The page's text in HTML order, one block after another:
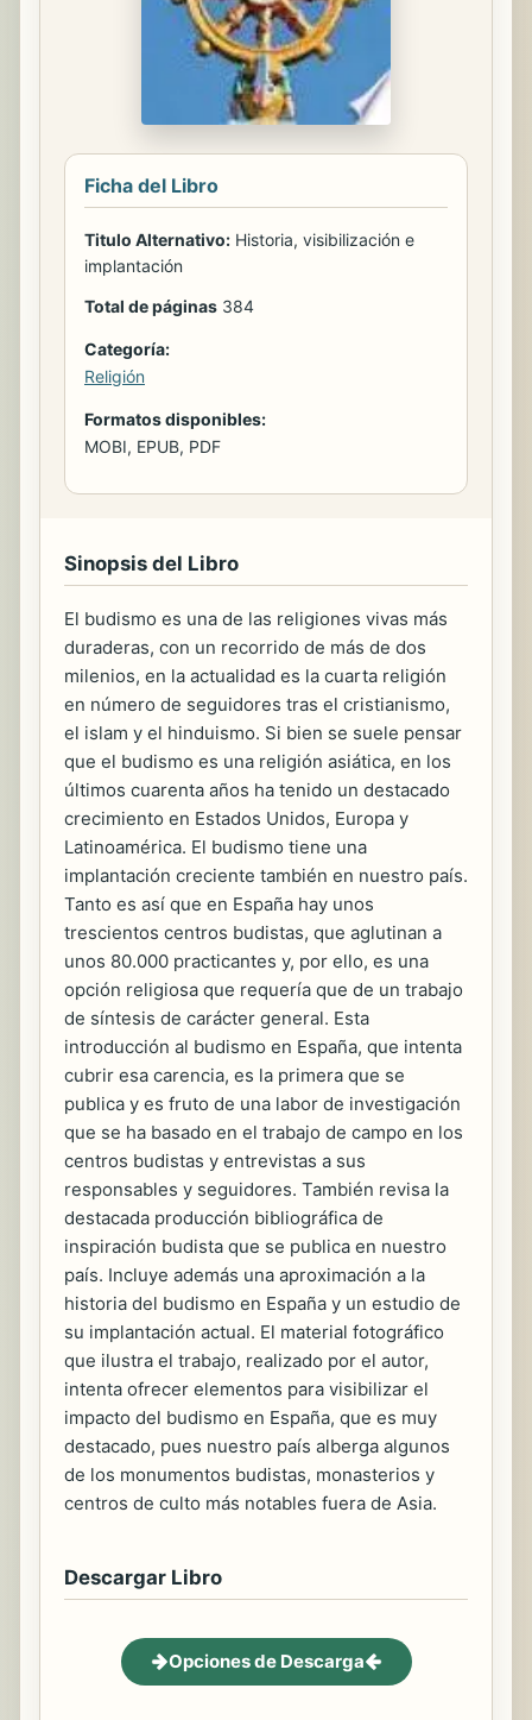
Ficha del Libro
Titulo Alternativo: Historia, visibilización e
implantación
Total de páginas 384
Categoría:
Religión
Formatos disponibles:
MOBI, EPUB, PDF
Sinopsis del Libro
El budismo es una de las religiones vivas más
duraderas, con un recorrido de más de dos
milenios, en la actualidad es la cuarta religión
en número de seguidores tras el cristianismo,
el islam y el hinduismo. Si bien se suele pensar
que el budismo es una religión asiática, en los
últimos cuarenta años ha tenido un destacado
crecimiento en Estados Unidos, Europa y
Latinoamérica. El budismo tiene una
implantación creciente también en nuestro país.
Tanto es así que en España hay unos
trescientos centros budistas, que aglutinan a
unos 80.000 practicantes y, por ello, es una
opción religiosa que requería que de un trabajo
de síntesis de carácter general. Esta
introducción al budismo en España, que intenta
cubrir esa carencia, es la primera que se
publica y es fruto de una labor de investigación
que se ha basado en el trabajo de campo en los
centros budistas y entrevistas a sus
responsables y seguidores. También revisa la
destacada producción bibliográfica de
inspiración budista que se publica en nuestro
país. Incluye además una aproximación a la
historia del budismo en España y un estudio de
su implantación actual. El material fotográfico
que ilustra el trabajo, realizado por el autor,
intenta ofrecer elementos para visibilizar el
impacto del budismo en España, que es muy
destacado, pues nuestro país alberga algunos
de los monumentos budistas, monasterios y
centros de culto más notables fuera de Asia.
Descargar Libro
Opciones de Descarga